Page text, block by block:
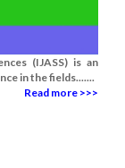
(IJASS) is an
in the fields.......
Read more >>>